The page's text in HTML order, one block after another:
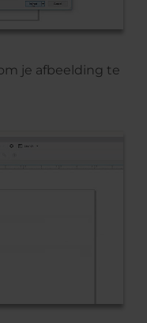
je afbeelding te